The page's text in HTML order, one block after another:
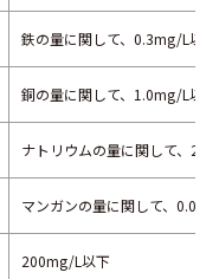
鉄の量に関して、0.3mg/L以下
銅の量に関して、1.0mg/L以下
ナトリウムの量に関して、
マンガンの量に関して、
200mg/L以下